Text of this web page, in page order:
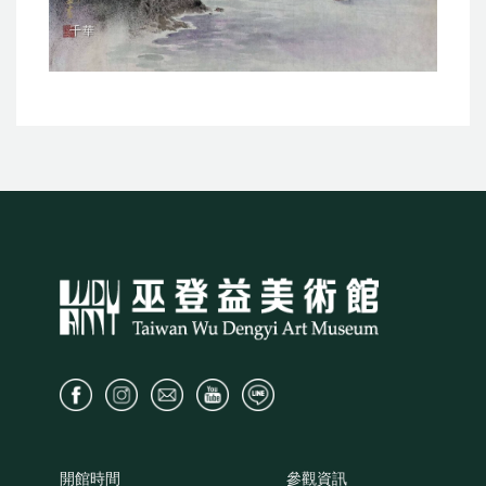
千華
開館時間 參觀資訊